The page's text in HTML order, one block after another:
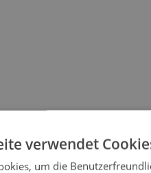
verwendet
um die